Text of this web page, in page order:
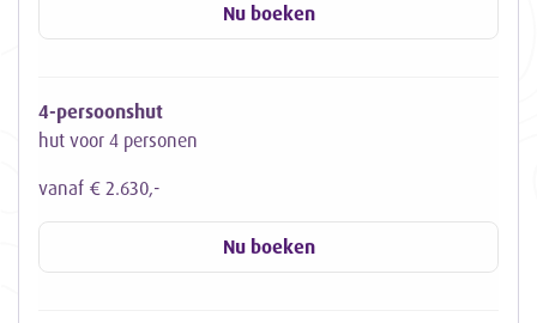
Nu boeken
4-persoonshut
hut voor 4 personen
vanaf € 2.630,-
Nu boeken